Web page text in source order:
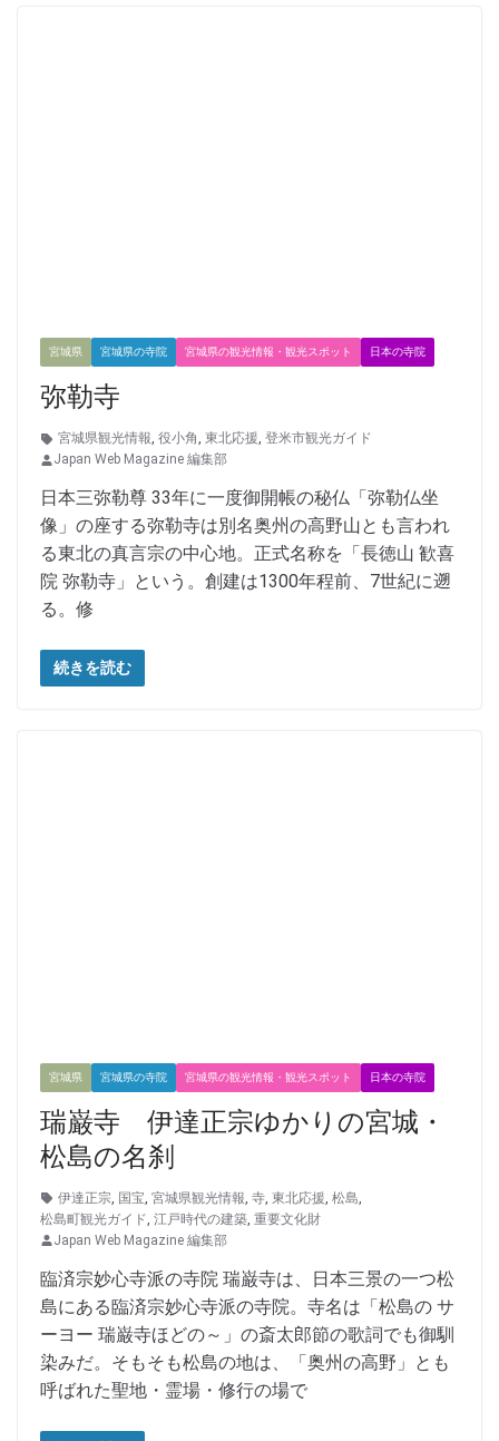
宮城県 宮城県の寺院 宮城県の観光情報・観光スポット 日本の寺院
弥勒寺
宮城県観光情報, 役小角, 東北応援, 登米市観光ガイド
Japan Web Magazine 編集部
日本三弥勒尊 33年に一度御開帳の秘仏「弥勒仏坐
像」の座する弥勒寺は別名奥州の高野山とも言われ
る東北の真言宗の中心地。正式名称を「長徳山 歓喜
院 弥勒寺」という。創建は1300年程前、7世紀に遡
る。修
続きを読む
宮城県 宮城県の寺院 宮城県の観光情報・観光スポット 日本の寺院
瑞巌寺 伊達正宗ゆかりの宮城・
松島の名刹
伊達正宗 国宝 宮城県観光情報 寺 東北応援 松島
松島町観光ガイド 江戸時代の建築 重要文化財
Japan Web Magazine 編集部
臨済宗妙心寺派の寺院 瑞巌寺は、日本三景の一つ松
島にある臨済宗妙心寺派の寺院。寺名は「松島の サ
ーヨー 瑞巌寺ほどの～」の斎太郎節の歌詞でも御馴
染みだ。そもそも松島の地は、「奥州の高野」とも
呼ばれた聖地・霊場・修行の場で